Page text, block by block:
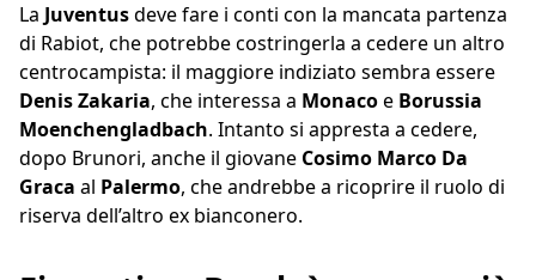
La Juventusdeve fare i conti con la mancata partenza
di Rabiot, che potrebbe costringerla a cedere un altro
centrocampista: il maggiore indiziato sembra essere
Denis Zakaria, che interessa a Monacoe Borussia
Moenchengladbach. Intanto si appresta a cedere,
dopo Brunori, anche il giovane Cosimo Marco Da
Graca al Palermo, che andrebbe a ricoprire il ruolo di
riserva dell’altro ex bianconero.